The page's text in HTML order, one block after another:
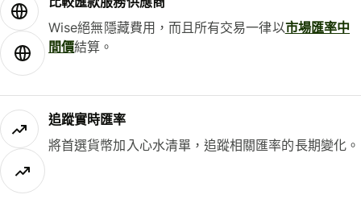
Wise絕無隱藏費用，而且所有交易一律以市場匯率中
間價結算。
追蹤實時匯率
將首選貨幣加入心水清單，追蹤相關匯率的長期變化。